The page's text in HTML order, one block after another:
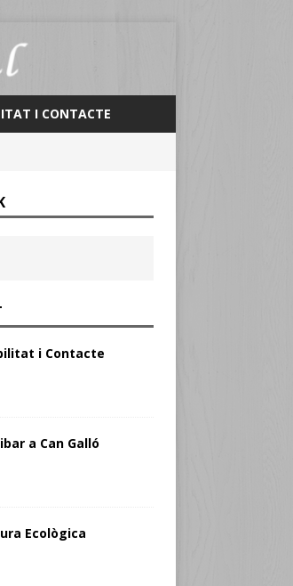
I CONTACTE
i Contacte
a Can Galló
Ecològica